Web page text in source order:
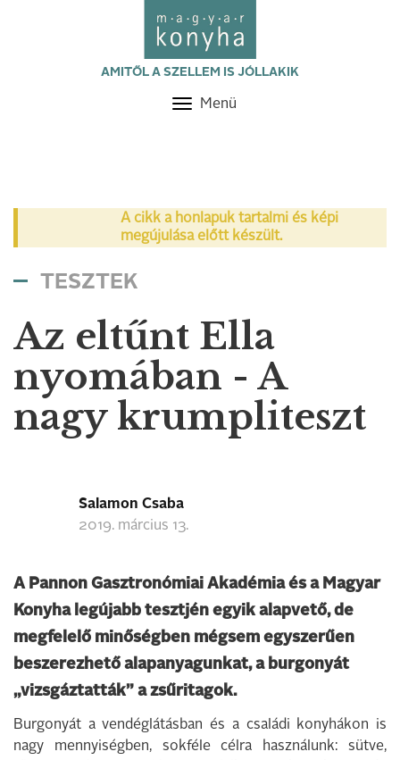
AMITŐL A SZELLEM IS JÓLLAKIK
Toggle
Menü
A cikk a honlapuk tartalmi és képi
megújulása előtt készült.
TESZTEK
Az eltűnt Ella
nyomában - A
nagy krumpliteszt
Salamon Csaba
2019. március 13.
A Pannon Gasztronómiai Akadémia és a Magyar
Konyha legújabb tesztjén egyik alapvető, de
megfelelő minőségben mégsem egyszerűen
beszerezhető alapanyagunkat, a burgonyát
„vizsgáztatták” a zsűritagok.
Burgonyát a vendéglátásban és a családi konyhákon is
nagy mennyiségben, sokféle célra használunk: sütve,